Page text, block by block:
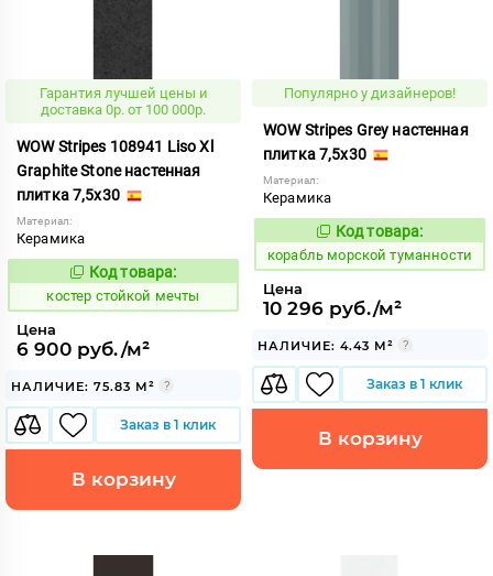
Гарантия лучшей цены и
доставка 0р. от 100 000р.
WOW Stripes 108941 Liso Xl
Graphite Stone настенная
плитка 7,5x30
Материал:
Керамика
809176
Код товара:
костер стойкой мечты
Цена
6 900 руб./м²
НАЛИЧИЕ: 75.83 М²
Заказ в 1 клик
В корзину
Популярно у дизайнеров!
WOW Stripes Grey настенная
плитка 7,5x30
Материал:
Керамика
773234
Код товара:
корабль морской туманности
Цена
10 296 руб./м²
НАЛИЧИЕ: 4.43 М²
Заказ в 1 клик
В корзину